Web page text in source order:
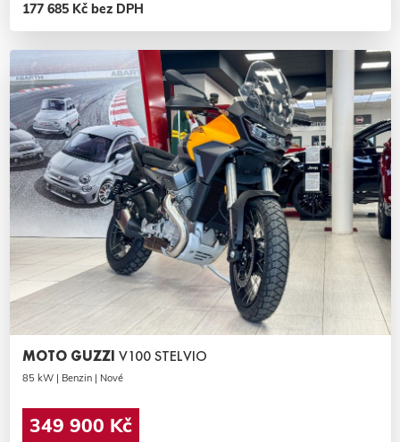
177 685 Kč bez DPH
MOTO GUZZI V100 STELVIO
85 kW | Benzin | Nové
349 900 Kč